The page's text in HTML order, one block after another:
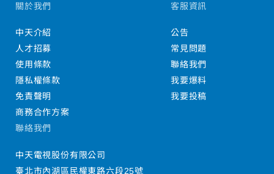
關於我們
中天介紹
人才招募
使用條款
隱私權條款
免責聲明
商務合作方案
客服資訊
公告
常見問題
聯絡我們
我要爆料
我要投稿
聯絡我們
中天電視股份有限公司
臺北市內湖區民權東路六段25號